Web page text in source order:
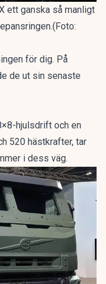
ett ganska så manligt
för dig. På
de ut sin senaste
hjulsdrift och en
520 hästkrafter, tar
i dess väg.